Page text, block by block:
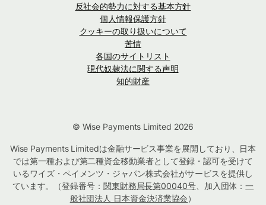
反社会的勢力に対する基本方針
個人情報保護方針
クッキーの取り扱いについて
苦情
各国のサイトリスト
現代奴隷法に関する声明
知的財産
© Wise Payments Limited 2026
Wise Payments Limitedは金融サービス事業を展開しており、日本
では第一種および第二種資金移動業者として登録・認可を受けて
いるワイズ・ペイメンツ・ジャパン株式会社がサービスを提供し
ています。（登録番号： 関東財務局長第00040号、加入団体：一
般社団法人 日本資金決済業協会）